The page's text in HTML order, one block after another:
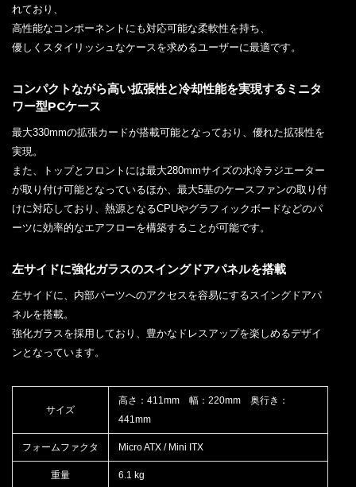
れており、
高性能なコンポーネントにも対応可能な柔軟性を持ち、
優しくスタイリッシュなケースを求めるユーザーに最適です。
コンパクトながら高い拡張性と冷却性能を実現するミニタ
ワー型PCケース
最大330mmの拡張カードが搭載可能となっており、優れた拡張性を
実現。
また、トップとフロントには最大280mmサイズの水冷ラジエーター
が取り付け可能となっているほか、最大5基のケースファンの取り付
けに対応しており、熱源となるCPUやグラフィックボードなどのパ
ーツに効率的なエアフローを構築することが可能です。
左サイドに強化ガラスのスイングドアパネルを搭載
左サイドに、内部パーツへのアクセスを容易にするスイングドアパ
ネルを搭載。
強化ガラスを採用しており、豊かなドレスアップを楽しめるデザイ
ンとなっています。
サイズ
高さ：411mm 幅：220mm 奥行き：
441mm
フォームファクタ Micro ATX / Mini ITX
重量 6.1 kg